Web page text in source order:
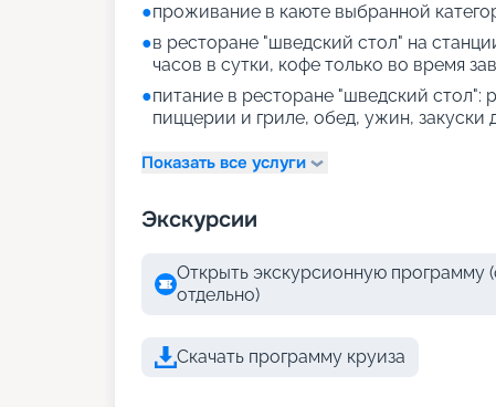
●проживание в каюте выбранной
●в ресторане "шведский стол" на
часов в сутки, кофе только во время
●питание в ресторане "шведский стол":
пиццерии и гриле, обед, ужин, закуски
Показать все услуги
Экскурсии
Открыть экскурсионную программу
отдельно)
Скачать программу круиза